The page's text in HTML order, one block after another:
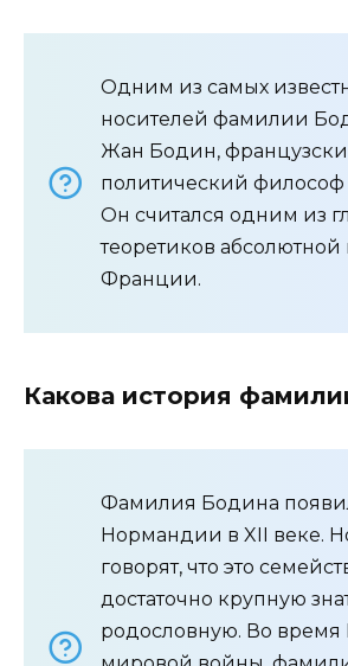
Одним из самых
носителей фамилии
Жан Бодин,
политический философ
Он считался одним из
теоретиков
Франции.
Какова история
Фамилия Бодина
Нормандии в XII веке.
говорят, что это
достаточно крупную
родословную. Во время